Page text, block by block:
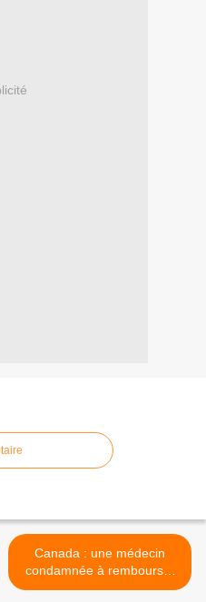
Canada : une médecin
condamnée à rembourser
600 000 $ gagnés en